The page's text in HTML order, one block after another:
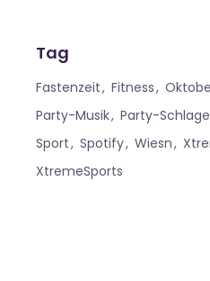
Tag
Fastenzeit Fitness
Party-Musik
Party-
Sport
Spotify Wiesn
XtremeSports